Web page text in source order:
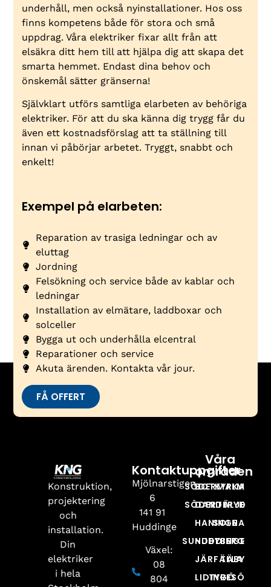
underhåll, men också nyinstallationer. Hos oss
finns kompetens både för stora och små
uppdrag. Våra elektriker fixar allt från att
elsäkra ditt hem till att hjälpa dig att skapa det
smarta hemmet. Endast dina behov och
önskemål sätter gränserna!
Självklart utförs samtliga elarbeten av behöriga
elektriker. För att du ska känna dig trygg får du
även ett kostnadsförslag att ta ställning till
innan vi påbörjar arbetet. Tryggt, snabbt och
enkelt!
Exempel på elarbeten:
Reparation av trasiga ledningar och av
eluttag
Jordning
Felsökning och service både av kablar och
ledningar
Installation av elmätare, laddboxar och
solceller
Bygga ut och underhålla elcentral
Reparationer och service
Akuta ärenden. Kontakta vår jour.
FÅ OFFERT
Konstruktion,
projektering
och
installation.
Din
elektriker
i hela
Kontaktuppgifter
Mjölnarstigen
6
141 91
Huddinge
Växel:
08
804
Våra
områden
BOTKYRKA
DANDERYD
HANINGE
HUDDINGE
JÄRFÄLLA
LIDINGÖ
SÖDERMALM
SÖDERTÄLJE
SOLNA
SUNDBYBERG
TÄBY
TYRESÖ